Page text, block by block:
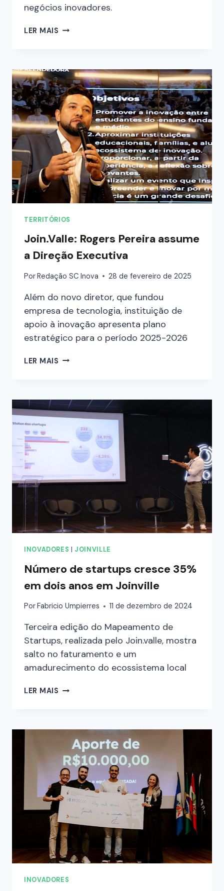
negócios inovadores.
LER MAIS
TERRITÓRIOS
Join.Valle: Rogers Pereira assume
a Direção Executiva
PorRedação SC Inova 28 de fevereiro de 2025
Além do novo diretor, que fundou
empresa de tecnologia, instituição de
apoio à inovação apresenta plano
estratégico para o período 2025-2026
LER MAIS
INOVADORES JOINVILLE
Número de startups cresce 35%
em dois anos em Joinville
PorFabricio Umpierres 11 de dezembro de 2024
Terceira edição do Mapeamento de
Startups, realizada pelo Join.valle, mostra
salto no faturamento e um
amadurecimento do ecossistema local
LER MAIS
INOVADORES